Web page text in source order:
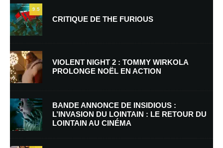
Nom*
E-mail *
Enregistrer mon nom, mon e-mail et mon site dans le navigateur pour
mon prochain commentaire.
9.5
CRITIQUE DE THE FURIOUS
VIOLENT NIGHT 2 : TOMMY WIRKOLA
PROLONGE NOËL EN ACTION
BANDE ANNONCE DE INSIDIOUS :
L’INVASION DU LOINTAIN : LE RETOUR DU
LOINTAIN AU CINÉMA